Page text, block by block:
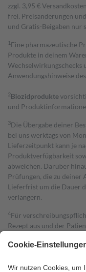
zzgl. 3,95 €
frei. Preisänderungen
und Gratis-Beigaben nur
1 Eine pharmazeutische
Produkte in deinem
Wechselwirkungschecks
Anwendungshinweise
2Biozidprodukte
und
3Die Übergabe deiner
bei uns werktags von
Lieferzeitpunkt kann je
Produktverfügbarkeit
abweichen. Darüber
Prüfungen, die zu
Lieferfrist um die Dauer
verlängern.
4Für
Rezept aus und der
Kosten dafür, der
Grundsätzlich leisten